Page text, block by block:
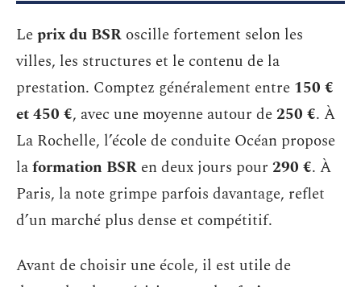
Leprix du BSR oscille fortement selon les
villes, les structures et le contenu de la
prestation. Comptez généralement entre 150 €
et 450 €, avec une moyenne autour de250 €. À
La Rochelle, l’école de conduite Océan propose
laformation BSR en deux jours pour 290 €. À
Paris, la note grimpe parfois davantage, reflet
d’un marché plus dense et compétitif.
Avant de choisir une école, il est utile de